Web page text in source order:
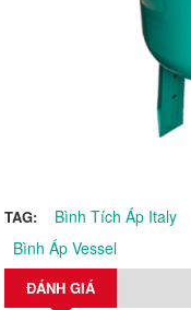
TAG: Bình Tích Áp Italy
Bình Áp Vessel
ĐÁNH GIÁ